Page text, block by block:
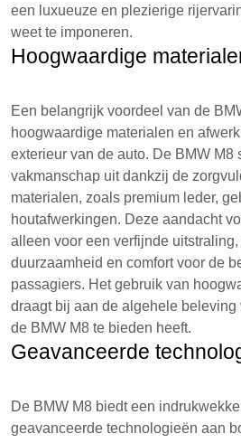
een luxueuze en plezierige
weet te imponeren.
Hoogwaardige
Een belangrijk voordeel van de
hoogwaardige materialen en
exterieur van de auto. De BMW M8
vakmanschap uit dankzij de
materialen, zoals premium leder,
houtafwerkingen. Deze aandacht
alleen voor een verfijnde
duurzaamheid en comfort voor de
passagiers. Het gebruik van
draagt bij aan de algehele
de BMW M8 te bieden heeft.
Geavanceerde
De BMW M8 biedt een
geavanceerde technologieën aan